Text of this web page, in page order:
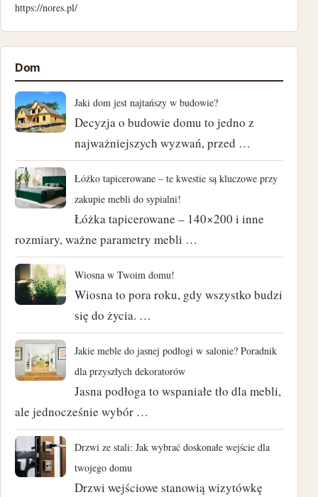
listopad 2024
październik 2024
wrzesień 2024
sierpień 2024
lipiec 2024
czerwiec 2024
maj 2024
kwiecień 2024
marzec 2024
luty 2024
styczeń 2024
październik 2023
czerwiec 2023
https://nores.pl/
Dom
Jaki dom jest najtańszy w budowie?
Decyzja o budowie domu to jedno z
najważniejszych wyzwań, przed …
Łóżko tapicerowane – te kwestie są kluczowe przy
zakupie mebli do sypialni!
Łóżka tapicerowane – 140×200 i inne
rozmiary, ważne parametry mebli …
Wiosna w Twoim domu!
Wiosna to pora roku, gdy wszystko budzi
się do życia. …
Jakie meble do jasnej podłogi w salonie? Poradnik
dla przyszłych dekoratorów
Jasna podłoga to wspaniałe tło dla mebli,
ale jednocześnie wybór …
Drzwi ze stali: Jak wybrać doskonałe wejście dla
twojego domu
Drzwi wejściowe stanowią wizytówkę